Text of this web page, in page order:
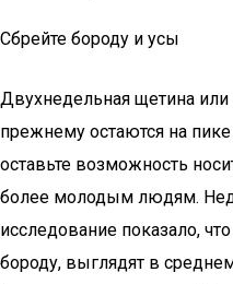
Сбрейте бороду и усы
Двухнедельная щетина или
прежнему остаются на
оставьте возможность
более молодым людям.
исследование показало,
бороду, выглядят в